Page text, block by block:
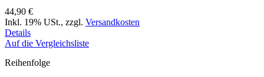
44,90 €
Inkl. 19% USt., zzgl. Versandkosten
Details
Auf die Vergleichsliste
Reihenfolge